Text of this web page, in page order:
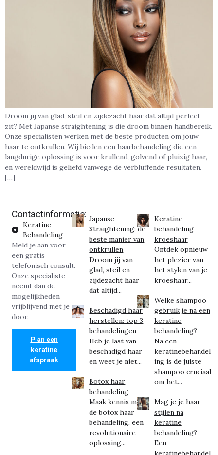
Droom jij van glad, steil en zijdezacht haar dat altijd perfect
zit? Met Japanse straightening is die droom binnen handbereik.
Onze specialisten werken met de beste producten om jouw
haar te ontkrullen. Wij bieden een haarbehandeling die een
langdurige oplossing is voor krullend, golvend of pluizig haar,
en wereldwijd is geliefd vanwege de verbluffende resultaten.
[…]
Contactinformatie:
Keratine
Behandeling
Meld je aan voor
een gratis
telefonisch consult.
Onze specialiste
neemt dan de
mogelijkheden
vrijblijvend met je
door.
Plan een
keratine
afspraak
Japanse
Straightening: de
beste manier van
ontkrullen
Droom jij van
glad, steil en
zijdezacht haar
dat altijd...
Beschadigd haar
herstellen: top 3
behandelingen
Heb je last van
beschadigd haar
en weet je niet...
Botox haar
behandeling
Maak kennis met
de botox haar
behandeling, een
revolutionaire
oplossing...
Keratine
behandeling
kroeshaar
Ontdek opnieuw
het plezier van
het stylen van je
kroeshaar...
Welke shampoo
gebruik je na een
keratine
behandeling?
Na een
keratinebehandel
ing is de juiste
shampoo cruciaal
om het...
Mag je je haar
stijlen na
keratine
behandeling?
Een
keratinebehandel